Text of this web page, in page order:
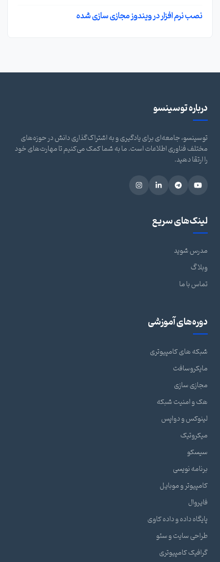
نصب نرم افزار در ویندوز مجازی سازی شده
درباره توسینسو
توسینسو، جامعه‌ای برای یادگیری و به اشتراک‌گذاری دانش در حوزه‌های
مختلف فناوری اطلاعات است. ما به شما کمک می‌کنیم تا مهارت‌های خود
را ارتقا دهید.
لینک‌های سریع
مدرس شوید
وبلاگ
تماس با ما
دوره‌های آموزشی
شبکه های کامپیوتری
مایکروسافت
مجازی سازی
هک و امنیت شبکه
لینوکس و دواپس
میکروتیک
سیسکو
برنامه نویسی
کامپیوتر و موبایل
فایروال
پایگاه داده و داده کاوی
طراحی سایت و سئو
گرافیک کامپیوتری